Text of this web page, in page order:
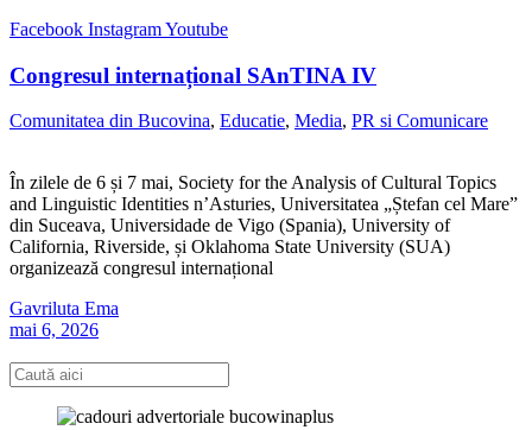
Facebook InstagramYoutube
Congresul internațional SAnTINA IV
Comunitatea din Bucovina, Educatie, Media, PR si Comunicare
În zilele de 6 și 7 mai, Society for the Analysis of Cultural Topics
and Linguistic Identities n’Asturies, Universitatea „Ștefan cel Mare”
din Suceava, Universidade de Vigo (Spania), University of
California, Riverside, și Oklahoma State University (SUA)
organizează congresul internațional
Gavriluta Ema
mai 6, 2026